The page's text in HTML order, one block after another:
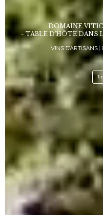
DOMAINE
- TABLE D’HÔTE DANS
VINS D’ARTISANS